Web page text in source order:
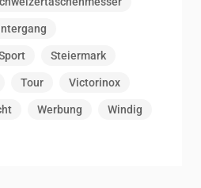
Steiermark
Tour Victorinox
Werbung Windig